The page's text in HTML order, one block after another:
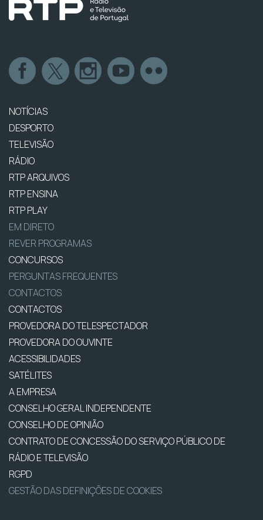
NOTÍCIAS
DESPORTO
TELEVISÃO
RÁDIO
RTP ARQUIVOS
RTP ENSINA
RTP PLAY
EM DIRETO
REVER PROGRAMAS
CONCURSOS
PERGUNTAS FREQUENTES
CONTACTOS
CONTACTOS
PROVEDORA DO TELESPECTADOR
PROVEDORA DO OUVINTE
ACESSIBILIDADES
SATÉLITES
A EMPRESA
CONSELHO GERAL INDEPENDENTE
CONSELHO DE OPINIÃO
CONTRATO DE CONCESSÃO DO SERVIÇO PÚBLICO DE
RÁDIO E TELEVISÃO
RGPD
GESTÃO DAS DEFINIÇÕES DE COOKIES